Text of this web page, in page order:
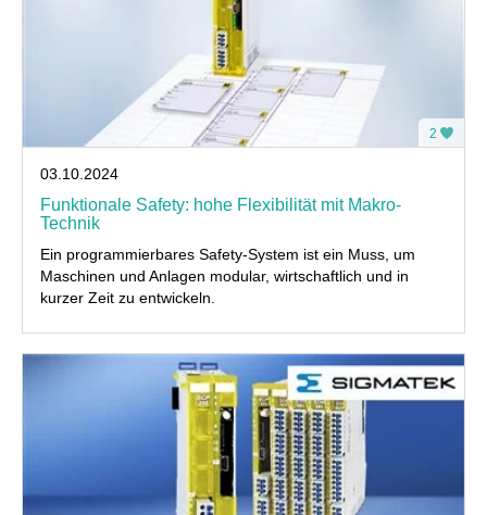
2
03.10.2024
Funktionale Safety: hohe Flexibilität mit Makro-
Technik
Ein programmierbares Safety-System ist ein Muss, um
Maschinen und Anlagen modular, wirtschaftlich und in
kurzer Zeit zu entwickeln.